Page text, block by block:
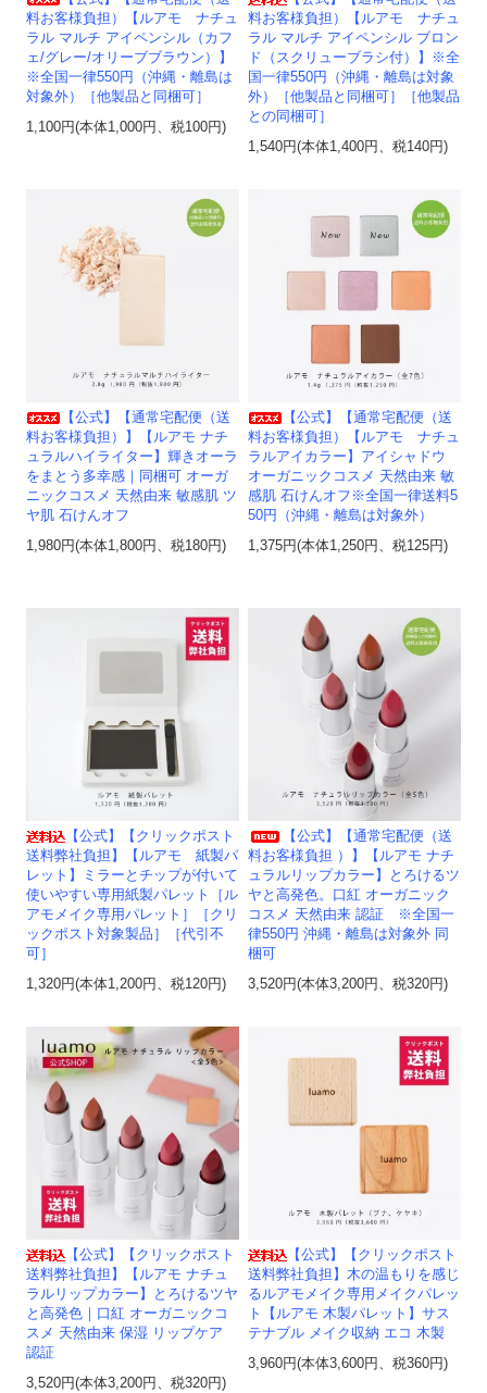
料お客様負担）【ルアモ ナチュ
ラル マルチ アイペンシル（カフ
ェ/グレー/オリーブブラウン）】
※全国一律550円（沖縄・離島は
対象外）［他製品と同梱可］
1,100円(本体1,000円、税100円)
料お客様負担）【ルアモ ナチュ
ラル マルチ アイペンシル ブロン
ド（スクリューブラシ付）】※全
国一律550円（沖縄・離島は対象
外）［他製品と同梱可］［他製品
との同梱可］
1,540円(本体1,400円、税140円)
【公式】【通常宅配便（送
料お客様負担）】【ルアモ ナチ
ュラルハイライター】輝きオーラ
をまとう多幸感｜同梱可 オーガ
ニックコスメ 天然由来 敏感肌 ツ
ヤ肌 石けんオフ
1,980円(本体1,800円、税180円)
【公式】【通常宅配便（送
料お客様負担）【ルアモ ナチュ
ラルアイカラー】アイシャドウ
オーガニックコスメ 天然由来 敏
感肌 石けんオフ※全国一律送料5
50円（沖縄・離島は対象外）
1,375円(本体1,250円、税125円)
【公式】【クリックポスト
送料弊社負担】【ルアモ 紙製パ
レット】ミラーとチップが付いて
使いやすい専用紙製パレット［ル
アモメイク専用パレット］［クリ
ックポスト対象製品］［代引不
可］
1,320円(本体1,200円、税120円)
【公式】【通常宅配便（送
料お客様負担 ）】【ルアモ ナチ
ュラルリップカラー】とろけるツ
ヤと高発色。口紅 オーガニック
コスメ 天然由来 認証 ※全国一
律550円 沖縄・離島は対象外 同
梱可
3,520円(本体3,200円、税320円)
【公式】【クリックポスト
送料弊社負担】【ルアモ ナチュ
ラルリップカラー】とろけるツヤ
と高発色｜口紅 オーガニックコ
スメ 天然由来 保湿 リップケア
認証
3,520円(本体3,200円、税320円)
【公式】【クリックポスト
送料弊社負担】木の温もりを感じ
るルアモメイク専用メイクパレッ
ト【ルアモ 木製パレット】サス
テナブル メイク収納 エコ 木製
3,960円(本体3,600円、税360円)